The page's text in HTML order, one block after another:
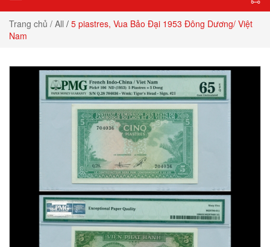
Trang chủ / All / 5 piastres, Vua Bảo Đại 1953 Đông Dương/ Việt
Nam